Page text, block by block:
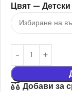
Цвят —
Добави за